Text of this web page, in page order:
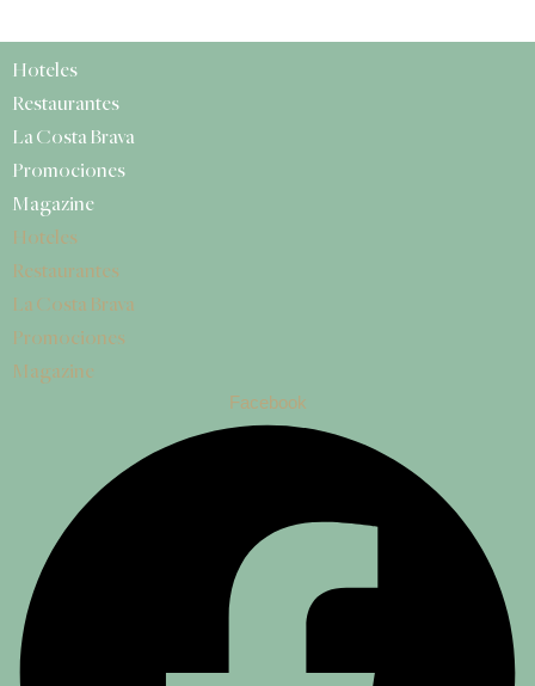
Hoteles
Restaurantes
La Costa Brava
Promociones
Magazine
Hoteles
Restaurantes
La Costa Brava
Promociones
Magazine
Facebook